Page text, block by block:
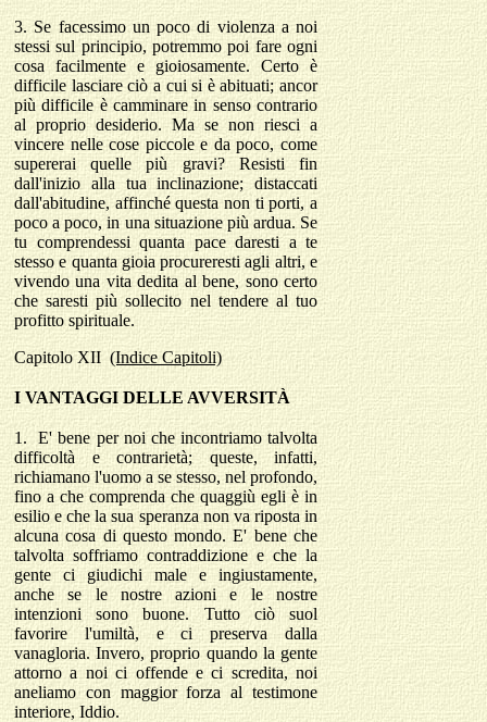
3. Se facessimo un poco di violenza a noi
stessi sul principio, potremmo poi fare ogni
cosa facilmente e gioiosamente. Certo è
difficile lasciare ciò a cui si è abituati; ancor
più difficile è camminare in senso contrario
al proprio desiderio. Ma se non riesci a
vincere nelle cose piccole e da poco, come
supererai quelle più gravi? Resisti fin
dall'inizio alla tua inclinazione; distaccati
dall'abitudine, affinché questa non ti porti, a
poco a poco, in una situazione più ardua. Se
tu comprendessi quanta pace daresti a te
stesso e quanta gioia procureresti agli altri, e
vivendo una vita dedita al bene, sono certo
che saresti più sollecito nel tendere al tuo
profitto spirituale.
CapitoloXII (Indice Capitoli)
I VANTAGGI DELLE AVVERSITÀ
1.
E' bene per noi che incontriamo talvolta
difficoltà e contrarietà; queste, infatti,
richiamano l'uomo a se stesso, nel profondo,
fino a che comprenda che quaggiù egli è in
esilio e che la sua speranza non va riposta in
alcuna cosa di questo mondo. E' bene che
talvolta soffriamo contraddizione e che la
gente ci giudichi male e ingiustamente,
anche se le nostre azioni e le nostre
intenzioni sono buone. Tutto ciò suol
favorire l'umiltà, e ci preserva dalla
vanagloria. Invero, proprio quando la gente
attorno a noi ci offende e ci scredita, noi
aneliamo con maggior forza al testimone
interiore, Iddio.